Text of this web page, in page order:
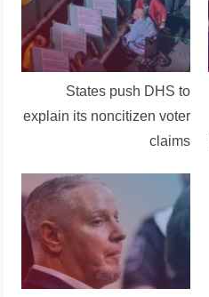
States push DHS to
explain its noncitizen voter
claims